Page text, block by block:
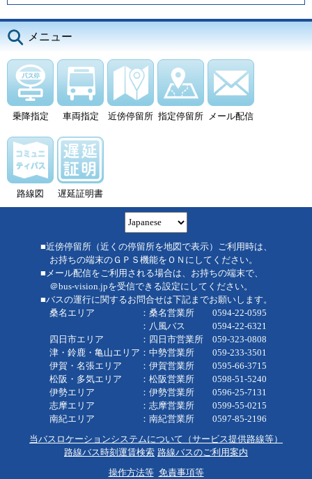
メニュー
乗降指定 車両指定 近傍停留所 指定停留所 メール配信
路線図 遅延証明書
■近傍停留所（近くの停留所を地図で表示）ご利用時は、
お持ちの端末のＧＰＳ機能をＯＮにしてください。
■メール配信をご利用される場合は、お持ちの端末で、
＠bus-vision.jpを受信できる設定にしてください。
■バスの運行に関するお問合せは下記までお願いします。
桑名エリア ：桑名営業所 0594-22-0595
：八風バス 0594-22-6321
四日市エリア ：四日市営業所 059-323-0808
津・鈴鹿・亀山エリア：中勢営業所 059-233-3501
伊賀・名張エリア ：伊賀営業所 0595-66-3715
松阪・多気エリア ：松阪営業所 0598-51-5240
伊勢エリア ：伊勢営業所 0596-25-7131
志摩エリア ：志摩営業所 0599-55-0215
南紀エリア ：南紀営業所 0597-85-2196
当バスロケーションシステムについて（サービス提供路線等）
路線バス時刻運賃検索 路線バスのご利用案内
操作方法等 免責事項等